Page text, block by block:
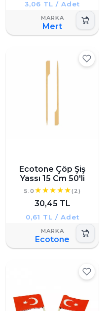
3,06 TL / Adet
Mert
Ecotone Çöp Şiş
Yassı 15 Cm 50'li
5.0 (2)
30,45 TL
0,61 TL / Adet
Ecotone